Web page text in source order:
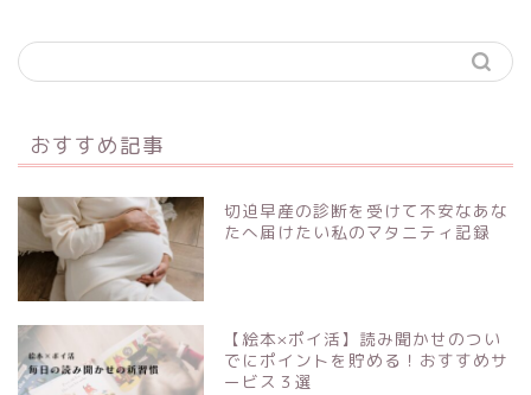
おすすめ記事
切迫早産の診断を受けて不安なあな
たへ届けたい私のマタニティ記録
【絵本×ポイ活】読み聞かせのつい
でにポイントを貯める！おすすめサ
ービス３選